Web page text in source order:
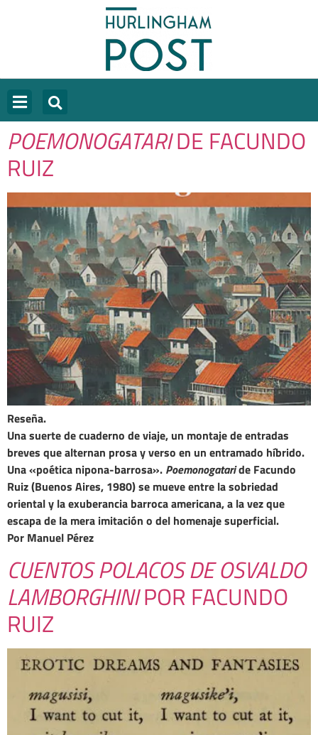
POEMONOGATARIDE FACUNDO
RUIZ
Reseña.
Una suerte de cuaderno de viaje, un montaje de entradas
breves que alternan prosa y verso en un entramado híbrido.
Una «poética nipona-barrosa». Poemonogataride Facundo
Ruiz (Buenos Aires, 1980) se mueve entre la sobriedad
oriental y la exuberancia barroca americana, a la vez que
escapa de la mera imitación o del homenaje superficial.
Por Manuel Pérez
CUENTOS POLACOS DE OSVALDO
LAMBORGHINIPOR FACUNDO
RUIZ